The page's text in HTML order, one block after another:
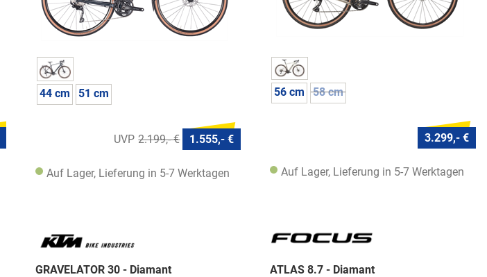
44 cm 51 cm
2.199,- € 1.555,- €
Auf Lager, Lieferung in 5-7 Werktagen
56 cm 58 cm
3.299,- €
Auf Lager, Lieferung in 5-7 Werktagen
GRAVELATOR 30 - Diamant ATLAS 8.7 - Diamant